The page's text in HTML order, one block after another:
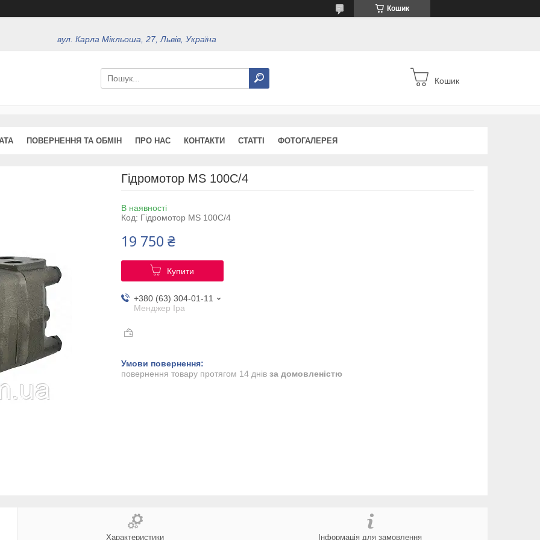
Кошик
вул. Карла Мікльоша, 27, Львів, Україна
Кошик
ПОВЕРНЕННЯ ТА ОБМІН ПРО НАС КОНТАКТИ СТАТТІ ФОТОГАЛЕРЕЯ
Гідромотор МS 100С/4
В наявності
Код: Гідромотор МS 100С/4
19 750 ₴
Купити
+380 (63) 304-01-11
Менджер Іра
повернення товару протягом 14 днів за домовленістю
Характеристики Інформація для замовлення